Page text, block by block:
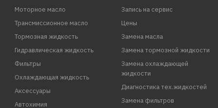
Моторное масло
Трансмиссионное масло
Тормозная жидкость
Гидравлическая жидкость
Фильтры
Охлаждающая жидкость
Аксессуары
Автохимия
Запись на сервис
Цены
Замена масла
Замена тормозной жидкости
Замена охлаждающей
жидкости
Диагностика тех.жидкостей
Замена фильтров